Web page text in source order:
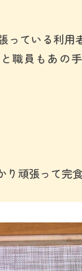
っている利用
職員もあの
り頑張って完